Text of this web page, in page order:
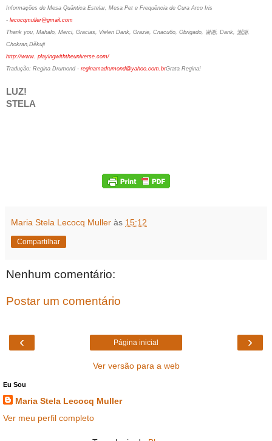
Informações de Mesa Quântica Estelar, Mesa Pet e Frequência de Cura Arco Iris
- lecocqmuller@gmail.com
Thank you, Mahalo, Merci, Gracias, Vielen Dank, Grazie, Спасибо, Obrigado, 谢谢, Dank, 謝謝,
Chokran,Děkuji
http://www. playingwiththeuniverse.com/
Tradução: Regina Drumond - reginamadrumond@yahoo.com.brGrata Regina!
LUZ!
STELA
Maria Stela Lecocq Muller às 15:12
Compartilhar
Nenhum comentário:
Postar um comentário
‹ ›
Página inicial
Ver versão para a web
Eu Sou
Maria Stela Lecocq Muller
Ver meu perfil completo